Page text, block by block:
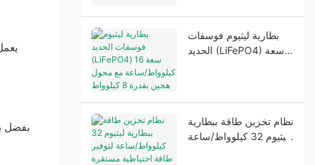
بطارية ليثيوم فوسفات
الحديد (LiFePO4) سعة
نظام تخزين طاقة ببطارية
ليثيوم 32 كيلوواط/ساعة